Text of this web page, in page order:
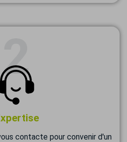
contacte pour convenir d'un